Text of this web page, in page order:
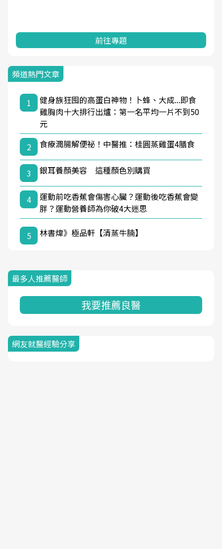
前往專題
頻道熱門文章
1
健身族狂囤的高蛋白神物！卜蜂、大成...即食
雞胸肉十大排行出爐：第一名平均一片不到50
元
2
食療潤腸解便祕！中醫推：桂圓蒸雞蛋4膳食
3 銀耳養顏美容 這種顏色別購買
4
運動前吃香蕉會傷害心臟？運動後吃香蕉會變
胖？運動營養師為你破4大迷思
5 林書煒》極品軒【清蒸牛腩】
最多人推薦醫師
我要推薦良醫
網友就醫經驗分享